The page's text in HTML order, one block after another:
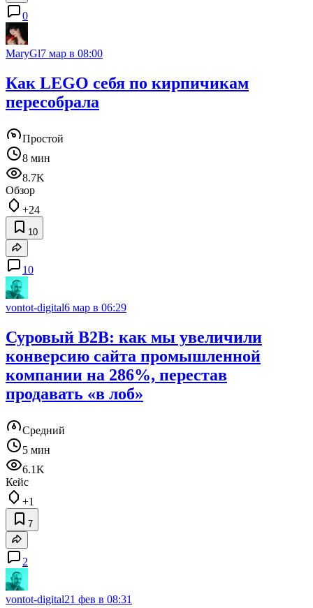
0
MaryGl7 мар в 08:00
Как LEGO себя по кирпичикам
пересобрала
Простой
8 мин
8.7K
Обзор
+24
10
10
vontot-digital6 мар в 06:29
Суровый B2B: как мы увеличили
конверсию сайта промышленной
компании на 286%, перестав
продавать «в лоб»
Средний
5 мин
6.1K
Кейс
+1
7
2
vontot-digital21 фев в 08:31